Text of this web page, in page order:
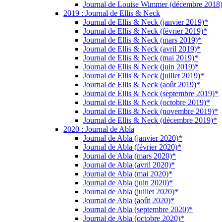
Journal de Louise Wimmer (décembre
2019 : Journal de Ellis & Neck
Journal de Ellis & Neck (janvier 2019)*
Journal de Ellis & Neck (février 2019)*
Journal de Ellis & Neck (mars 2019)*
Journal de Ellis & Neck (avril 2019)*
Journal de Ellis & Neck (mai 2019)*
Journal de Ellis & Neck (juin 2019)*
Journal de Ellis & Neck (juillet 2019)*
Journal de Ellis & Neck (août 2019)*
Journal de Ellis & Neck (septembre 2019)*
Journal de Ellis & Neck (octobre 2019)*
Journal de Ellis & Neck (novembre 2019)*
Journal de Ellis & Neck (décembre 2019)*
2020 : Journal de Abla
Journal de Abla (janvier 2020)*
Journal de Abla (février 2020)*
Journal de Abla (mars 2020)*
Journal de Abla (avril 2020)*
Journal de Abla (mai 2020)*
Journal de Abla (juin 2020)*
Journal de Abla (juillet 2020)*
Journal de Abla (août 2020)*
Journal de Abla (septembre 2020)*
Journal de Abla (octobre 2020)*